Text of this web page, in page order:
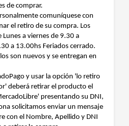
de comprar.
comuníquese con
el retiro de su compra. Los
a viernes de 9.30 a
a 13.00hs Feriados cerrado.
son nuevos y se entregan en
y usar la opción 'lo retiro
deberá retirar el producto el
presentando su DNI,
solicitamos enviar un mensaje
con el Nombre, Apellido y DNI